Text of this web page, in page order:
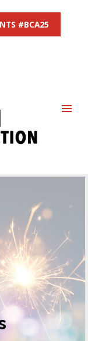
#BCA25